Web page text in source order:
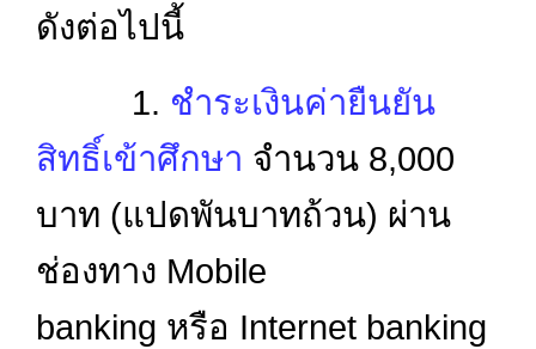
ดังต่อไปนี้
1. ชำระเงินค่ายืนยัน
สิทธิ์เข้าศึกษา จำนวน 8,000
บาท (แปดพันบาทถ้วน) ผ่าน
ช่องทาง Mobile
banking หรือ Internet banking